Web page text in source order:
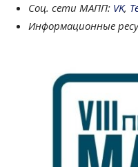
Соц. сети МАПП: VK,
Информационные